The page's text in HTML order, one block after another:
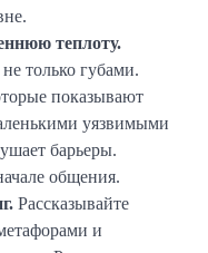
теплоту.
только губами.
показывают
уязвимыми
барьеры.
общения.
Рассказывайте
и